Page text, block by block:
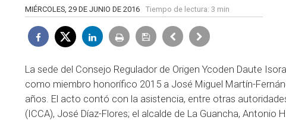
MIÉRCOLES, 29 DE JUNIO DE 2016 Tiempo de lectura: 3 min
La sede del Consejo Regulador de Origen Ycoden Daute
como miembro honorífico 2015 a José Miguel Martín-
años. El acto contó con la asistencia, entre otras
(ICCA), José Díaz-Flores; el alcalde de La Guancha,